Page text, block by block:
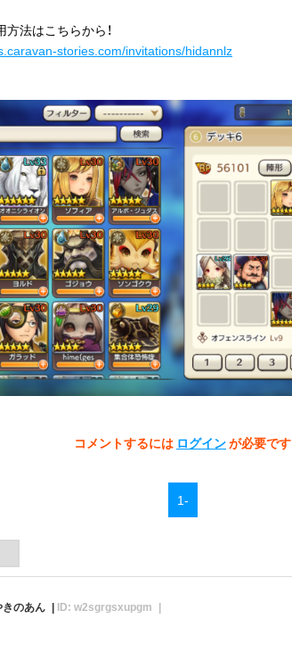
法はこちらから！
stories.com/invitations/hidannlz
コメントするには ログインが必要です
1-
のあん ID: w2sgrgsxupgm